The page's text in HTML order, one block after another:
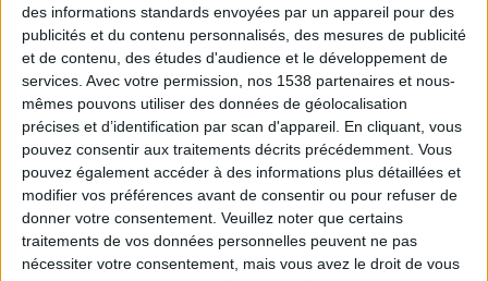
des informations standards envoyées par un appareil pour des
publicités et du contenu personnalisés, des mesures de publicité
et de contenu, des études d'audience et le développement de
services. Avec votre permission, nos 1538 partenaires et nous-
mêmes pouvons utiliser des données de géolocalisation
précises et d’identification par scan d'appareil. En cliquant, vous
pouvez consentir aux traitements décrits précédemment. Vous
pouvez également accéder à des informations plus détaillées et
modifier vos préférences avant de consentir ou pour refuser de
donner votre consentement. Veuillez noter que certains
traitements de vos données personnelles peuvent ne pas
nécessiter votre consentement, mais vous avez le droit de vous
Webinaires en direct Voir tout